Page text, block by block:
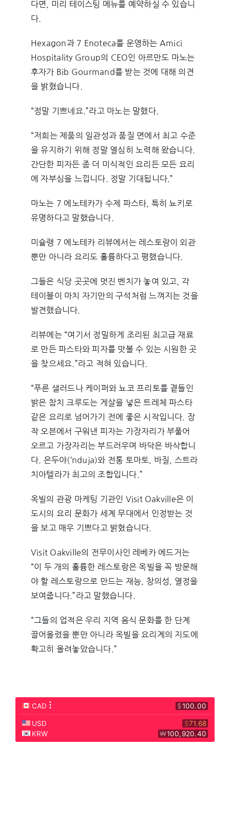
다면, 미리 테이스팅 메뉴를 예약하실 수 있습니
다.
Hexagon과 7 Enoteca를 운영하는 Amici
Hospitality Group의 CEO인 아르만도 마노는
후자가 Bib Gourmand를 받는 것에 대해 의견
을 밝혔습니다.
“정말 기쁘네요.”라고 마노는 말했다.
“저희는 제품의 일관성과 품질 면에서 최고 수준
을 유지하기 위해 정말 열심히 노력해 왔습니다.
간단한 피자든 좀 더 미식적인 요리든 모든 요리
에 자부심을 느낍니다. 정말 기대됩니다.”
마노는 7 에노테카가 수제 파스타, 특히 뇨키로
유명하다고 말했습니다.
미슐랭 7 에노테카 리뷰에서는 레스토랑이 외관
뿐만 아니라 요리도 훌륭하다고 평했습니다.
그들은 식당 곳곳에 멋진 벤치가 놓여 있고, 각
테이블이 마치 자기만의 구석처럼 느껴지는 것을
발견했습니다.
리뷰에는 “여기서 정밀하게 조리된 최고급 재료
로 만든 파스타와 피자를 맛볼 수 있는 시원한 곳
을 찾으세요.”라고 적혀 있습니다.
“푸른 샐러드나 케이퍼와 뇨코 프리토를 곁들인
밝은 참치 크루도는 게살을 넣은 트레체 파스타
같은 요리로 넘어가기 전에 좋은 시작입니다. 장
작 오븐에서 구워낸 피자는 가장자리가 부풀어
오르고 가장자리는 부드러우며 바닥은 바삭합니
다. 은두야(‘nduja)와 전통 토마토, 바질, 스트라
치아텔라가 최고의 조합입니다.”
옥빌의 관광 마케팅 기관인 Visit Oakville은 이
도시의 요리 문화가 세계 무대에서 인정받는 것
을 보고 매우 기쁘다고 밝혔습니다.
Visit Oakville의 전무이사인 레베카 에드거는
“이 두 개의 훌륭한 레스토랑은 옥빌을 꼭 방문해
야 할 레스토랑으로 만드는 재능, 창의성, 열정을
보여줍니다.”라고 말했습니다.
“그들의 업적은 우리 지역 음식 문화를 한 단계
끌어올렸을 뿐만 아니라 옥빌을 요리계의 지도에
확고히 올려놓았습니다.”